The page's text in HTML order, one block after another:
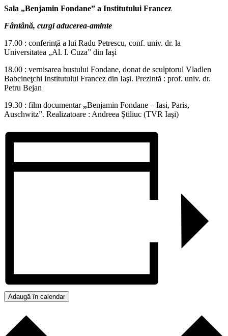
Sala „Benjamin Fondane” a Institutului Francez
Fântână, curgi aducerea-aminte
17.00 : conferinţă a lui Radu Petrescu, conf. univ. dr. la
Universitatea „Al. I. Cuza” din Iaşi
18.00 : vernisarea bustului Fondane, donat de sculptorul Vladlen
Babcineţchi Institutului Francez din Iaşi. Prezintă : prof. univ. dr.
Petru Bejan
19.30 : film documentar „Benjamin Fondane – Iasi, Paris,
Auschwitz”. Realizatoare : Andreea Ştiliuc (TVR Iaşi)
Adaugă în calendar